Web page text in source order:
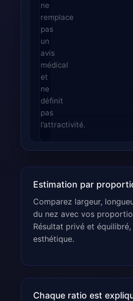
ne
remplace
pas
un
avis
médical
et
ne
définit
pas
l’attractivité.
Estimation par
Comparez largeur,
du nez avec vos
Résultat privé et
esthétique.
Chaque ratio est